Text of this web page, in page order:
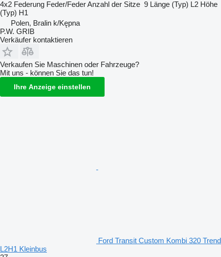
4x2 Federung Feder/FederAnzahl der Sitze 9 Länge (Typ) L2 Höhe
(Typ) H1
Polen, Bralin k/Kępna
P.W. GRIB
Verkäufer kontaktieren
Verkaufen Sie Maschinen oder Fahrzeuge?
Mit uns - können Sie das tun!
Ihre Anzeige einstellen
Ford Transit Custom Kombi 320 Trend
L2H1 Kleinbus